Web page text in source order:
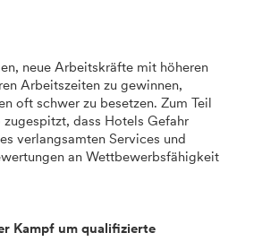
neue Arbeitskräfte mit höheren
Arbeitszeiten zu gewinnen,
oft schwer zu besetzen. Zum Teil
dass Hotels Gefahr
verlangsamten Services und
an Wettbewerbsfähigkeit
Kampf um qualifizierte